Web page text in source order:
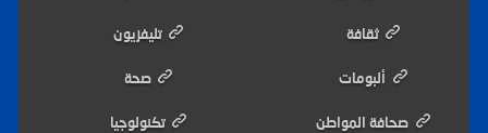
ثقافة
ألبومات
صحافة المواطن
تليفزيون
صحة
تكنولوجيا